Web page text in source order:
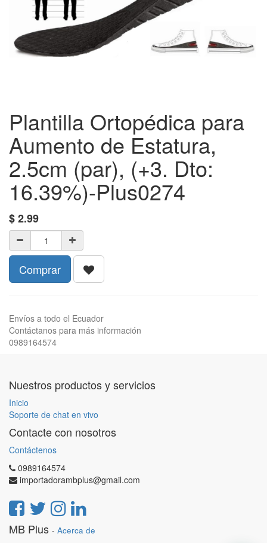
Plantilla Ortopédica para
Aumento de Estatura,
2.5cm (par), (+3. Dto:
16.39%)-Plus0274
$2.99
Comprar
Envíos a todo el Ecuador
Contáctanos para más información
0989164574
Nuestros productos y servicios
Inicio
Soporte de chat en vivo
Contacte con nosotros
Contáctenos
0989164574
importadorambplus@gmail.com
MB Plus - Acerca de